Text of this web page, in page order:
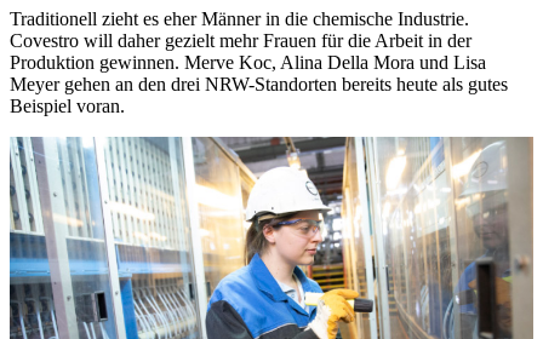
Traditionell zieht es eher Männer in die chemische Industrie.
Covestro will daher gezielt mehr Frauen für die Arbeit in der
Produktion gewinnen. Merve Koc, Alina Della Mora und Lisa
Meyer gehen an den drei NRW-Standorten bereits heute als gutes
Beispiel voran.